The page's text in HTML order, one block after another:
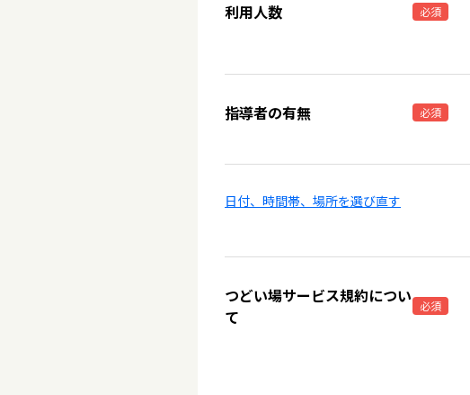
利用人数 必須
指導者の有無 必須
日付、時間帯、場所を選び直す
つどい場サービス規約につい
て
必須